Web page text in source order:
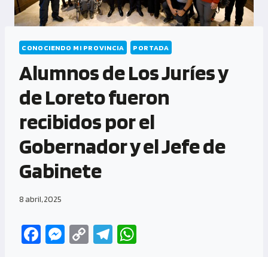
CONOCIENDO MI PROVINCIA PORTADA
Alumnos de Los Juríes y
de Loreto fueron
recibidos por el
Gobernador y el Jefe de
Gabinete
8 abril, 2025
Fa M
C
Te